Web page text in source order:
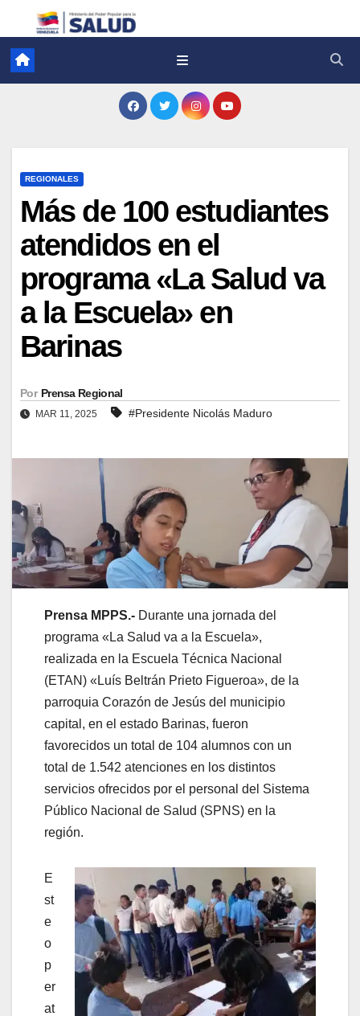
REGIONALES
Más de 100 estudiantes
atendidos en el
programa «La Salud va
a la Escuela» en
Barinas
Por Prensa Regional
MAR 11, 2025 #Presidente Nicolás Maduro
Prensa MPPS.- Durante una jornada del
programa «La Salud va a la Escuela»,
realizada en la Escuela Técnica Nacional
(ETAN) «Luís Beltrán Prieto Figueroa», de la
parroquia Corazón de Jesús del municipio
capital, en el estado Barinas, fueron
favorecidos un total de 104 alumnos con un
total de 1.542 atenciones en los distintos
servicios ofrecidos por el personal del Sistema
Público Nacional de Salud (SPNS) en la
región.
E
st
e
o
p
er
at